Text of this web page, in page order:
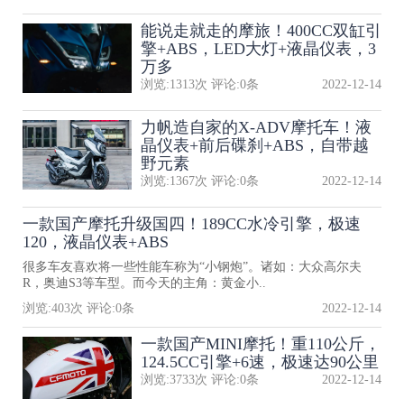
能说走就走的摩旅！400CC双缸引
擎+ABS，LED大灯+液晶仪表，3
万多
浏览:1313次 评论:0条 2022-12-14
力帆造自家的X-ADV摩托车！液
晶仪表+前后碟刹+ABS，自带越
野元素
浏览:1367次 评论:0条 2022-12-14
一款国产摩托升级国四！189CC水冷引擎，极速
120，液晶仪表+ABS
很多车友喜欢将一些性能车称为“小钢炮”。诸如：大众高尔夫
R，奥迪S3等车型。而今天的主角：黄金小..
浏览:403次 评论:0条 2022-12-14
一款国产MINI摩托！重110公斤，
124.5CC引擎+6速，极速达90公里
浏览:3733次 评论:0条 2022-12-14